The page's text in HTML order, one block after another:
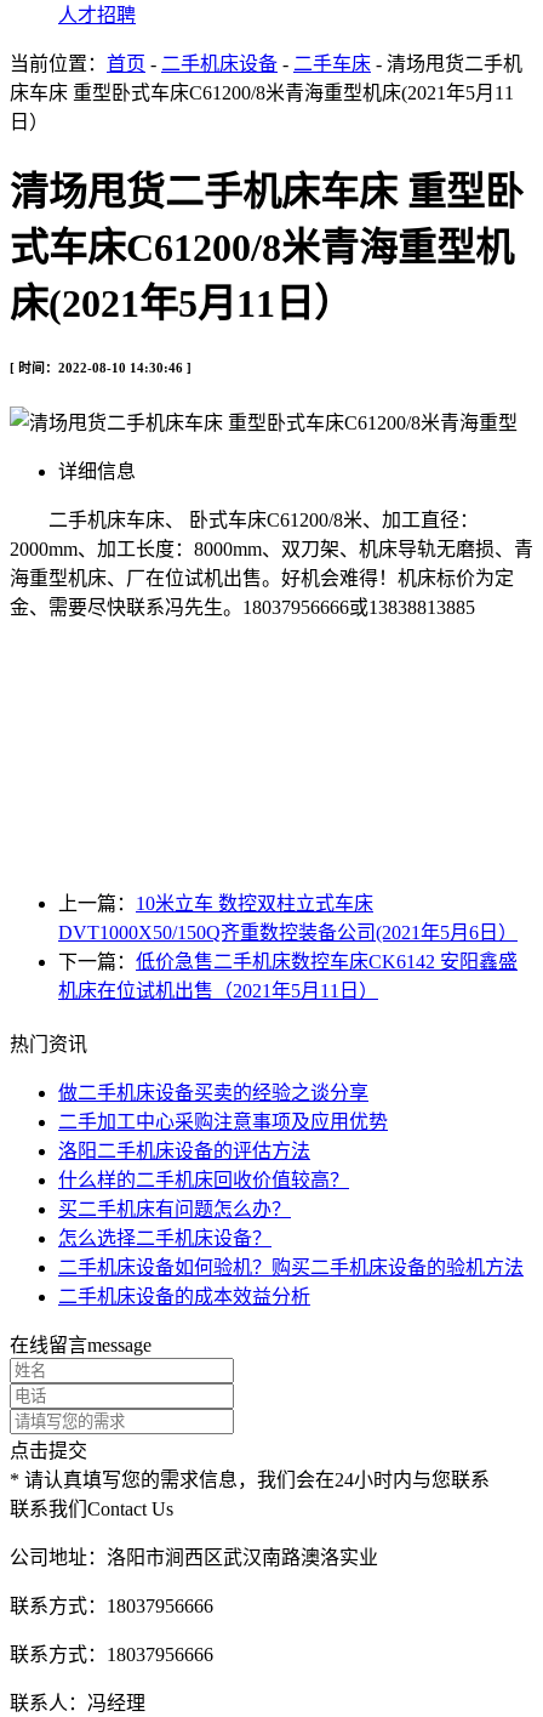
人才招聘
当前位置： 首页 - 二手机床设备 - 二手车床 - 清场甩货二手机
床车床 重型卧式车床C61200/8米青海重型机床(2021年5月11
日）
清场甩货二手机床车床 重型卧
式车床C61200/8米青海重型机
床(2021年5月11日）
[ 时间：2022-08-10 14:30:46 ]
详细信息
二手机床车床、 卧式车床C61200/8米、加工直径：
2000mm、加工长度：8000mm、双刀架、机床导轨无磨损、青
海重型机床、厂在位试机出售。好机会难得！机床标价为定
金、需要尽快联系冯先生。18037956666或13838813885
上一篇： 10米立车 数控双柱立式车床
DVT1000X50/150Q齐重数控装备公司(2021年5月6日）
下一篇： 低价急售二手机床数控车床CK6142 安阳鑫盛
机床在位试机出售（2021年5月11日）
热门资讯
做二手机床设备买卖的经验之谈分享
二手加工中心采购注意事项及应用优势
洛阳二手机床设备的评估方法
什么样的二手机床回收价值较高？
买二手机床有问题怎么办？
怎么选择二手机床设备？
二手机床设备如何验机？购买二手机床设备的验机方法
二手机床设备的成本效益分析
在线留言message
点击提交
* 请认真填写您的需求信息，我们会在24小时内与您联系
联系我们 Contact Us
公司地址：洛阳市涧西区武汉南路澳洛实业
联系方式：18037956666
联系方式：18037956666
联系人：冯经理